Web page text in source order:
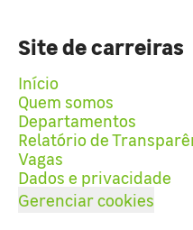
Site de carreiras
Início
Quem somos
Departamentos
Relatório de
Vagas
Dados e privacidade
Gerenciar cookies